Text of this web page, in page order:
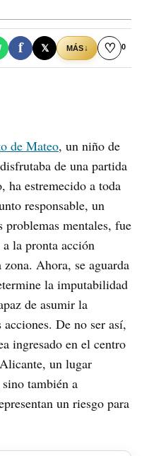
f 𝕏 MÁS↓ ♡ 0
de Mateo, un niño de
de una partida
ha estremecido a toda
responsable, un
problemas mentales, fue
la pronta acción
Ahora, se aguarda
la imputabilidad
de asumir la
De no ser así,
ingresado en el centro
un lugar
también a
un riesgo para